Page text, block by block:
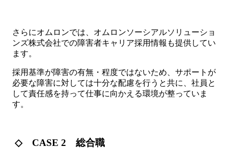
さらにオムロンでは、オムロンソーシアルソリューショ
ンズ株式会社での障害者キャリア採用情報も提供してい
ます。
採用基準が障害の有無・程度ではないため、サポートが
必要な障害に対しては十分な配慮を行うと共に、社員と
して責任感を持って仕事に向かえる環境が整っていま
す。
◇ CASE 2 総合職